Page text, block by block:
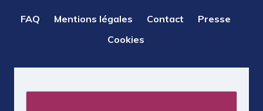
PIED
FAQ Mentions légales Contact
Presse
Cookies